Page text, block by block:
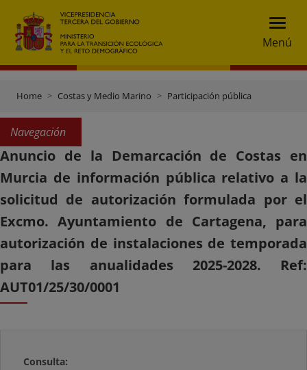
Menú
Home Costas y Medio Marino Participación pública
Navegación
Anuncio de la Demarcación de Costas en
Murcia de información pública relativo a la
solicitud de autorización formulada por el
Excmo. Ayuntamiento de Cartagena, para
autorización de instalaciones de temporada
para las anualidades 2025-2028. Ref:
AUT01/25/30/0001
Consulta: